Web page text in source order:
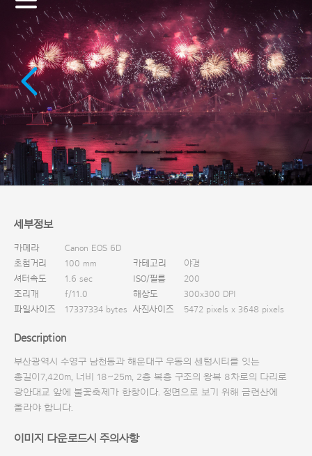
세부정보
카메라
Canon EOS 6D
초첨거리
100 mm 카테고리
야경
셔터속도
1.6 sec ISO/필름
200
조리개
f/11.0 해상도
300x300 DPI
파일사이즈
17337334 bytes 사진사이즈 5472 pixels x 3648 pixels
Description
부산광역시 수영구 남천동과 해운대구 우동의 센텀시티를 잇는
총길이7,420m, 너비 18∼25m, 2층 복층 구조의 왕복 8차로의 다리로
광안대교 앞에 불꽃축제가 한창이다. 정면으로 보기 위해 금련산에
올라야 합니다.
이미지 다운로드시 주의사항